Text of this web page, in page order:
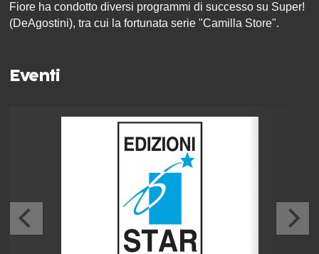
Fiore ha condotto diversi programmi di successo su Super!
(DeAgostini), tra cui la fortunata serie "Camilla Store".
Eventi